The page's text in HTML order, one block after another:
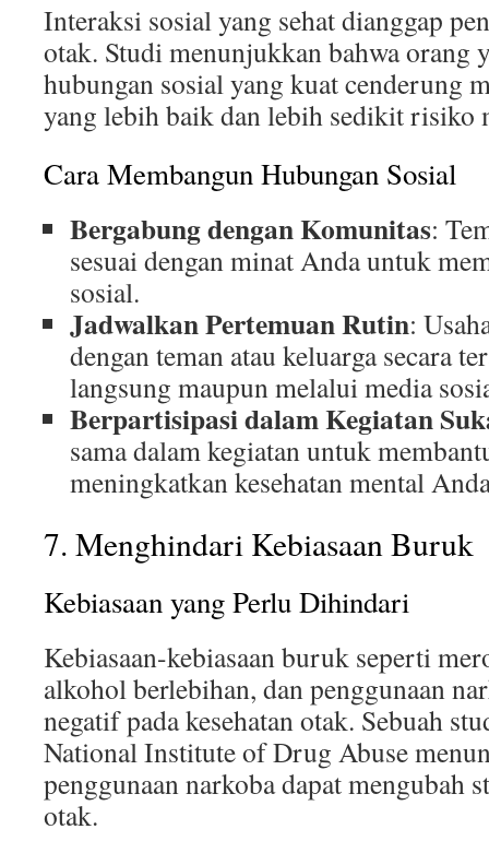
Interaksi sosial yang sehat dianggap
otak. Studi menunjukkan bahwa orang
hubungan sosial yang kuat
yang lebih baik dan lebih sedikit risiko
Cara Membangun Hubungan Sosial
Bergabung dengan Komunitas:
sesuai dengan minat Anda untuk
sosial.
Jadwalkan Pertemuan Rutin:
dengan teman atau keluarga secara
langsung maupun melalui media
Berpartisipasi dalam Kegiatan
sama dalam kegiatan untuk
meningkatkan kesehatan mental
7. Menghindari Kebiasaan Buruk
Kebiasaan yang Perlu Dihindari
Kebiasaan-kebiasaan buruk seperti
alkohol berlebihan, dan penggunaan
negatif pada kesehatan otak. Sebuah
National Institute of Drug Abuse
penggunaan narkoba dapat mengubah
otak.